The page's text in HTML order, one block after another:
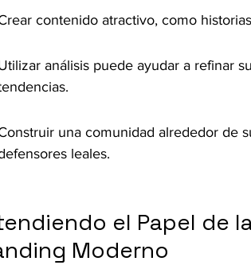
contenido atractivo, como
análisis puede ayudar a refinar
una comunidad alrededor de
leales.
el Papel de
Moderno